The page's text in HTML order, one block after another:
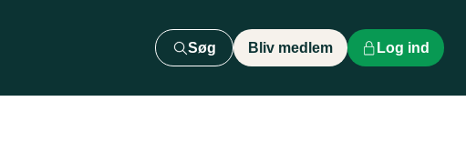
Søg Bliv medlem Log ind